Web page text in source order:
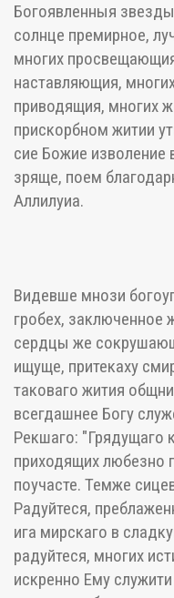
Богоявленныя
солнце премирное,
многих
наставляющия,
приводящия, многих
прискорбном житии
сие Божие изволение
зряще, поем
Аллилуиа.
Видевше мнози
гробех, заключенное
сердцы же
ищуще, притекаху
таковаго жития
всегдашнее Богу
Рекшаго: "Грядущаго
приходящих любезно
поучасте. Темже
Радуйтеся,
ига мирскаго в
радуйтеся, многих
искренно Ему